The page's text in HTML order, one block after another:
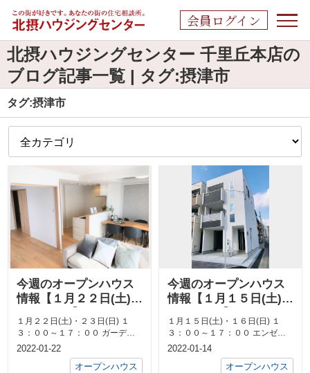
会員ログイン
北摂ハウジングセンター 千里丘本店の
ブログ記事一覧 | タグ:摂津市
タグ:摂津市
今週のオープンハウス
情報【１月２２日(土)・
１月２２日(土)・２３日(日) １
３：００～１７：００ ガーデン
ステイツ千里丘吹田山手通...
2022-01-22
オープンハウス
今週のオープンハウス
情報【１月１５日(土)・
１月１５日(土)・１６日(日) １
３：００～１７：００ エンゼル
ハイム千里山第ニ 604...
2022-01-14
オープンハウス